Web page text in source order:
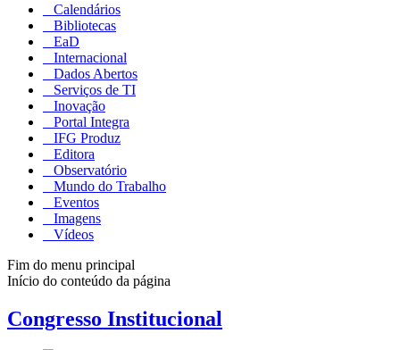
Calendários
Bibliotecas
EaD
Internacional
Dados Abertos
Serviços de TI
Inovação
Portal Integra
IFG Produz
Editora
Observatório
Mundo do Trabalho
Eventos
Imagens
Vídeos
Fim do menu principal
Início do conteúdo da página
Congresso Institucional